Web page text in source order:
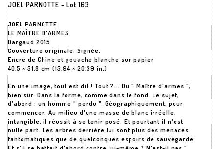
JOËL PARNOTTE - Lot 163
JOËL PARNOTTE
LE MAÎTRE D'ARMES
Dargaud 2015
Couverture originale. Signée.
Encre de Chine et gouache blanche sur papier
40,5 × 51,8 cm (15,94 × 20,39 in.)
En une image, tout est dit ! Tout ?... Du " Maître d'armes ",
bien sûr. Dans la forme, comme dans le fond. Le sujet,
d'abord : un homme " perdu ". Géographiquement, pour
commencer. Au milieu d'une masse de blanc irréelle,
intangible, il réussit à se tenir posé. Et pourtant il n'est
nulle part. Les arbres derrière lui sont plus des menaces
fantomatiques que de quelconques espoirs de sauvegarde.